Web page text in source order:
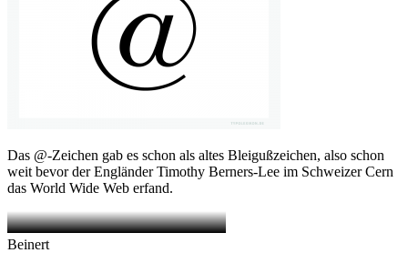
Das @-Zeichen gab es schon als altes Bleigußzeichen, also schon
weit bevor der Engländer Timothy Berners-Lee im Schweizer Cern
das World Wide Web erfand.
Beinert